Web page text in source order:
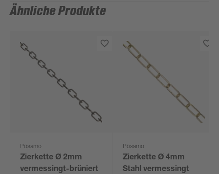
Ähnliche Produkte
Pösamo
Zierkette Ø 2mm
vermessingt-brüniert
Pösamo
Zierkette Ø 4mm
Stahl vermessingt